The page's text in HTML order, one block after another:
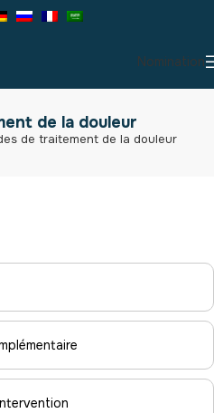
Nomination
de la douleur
de traitement de la douleur